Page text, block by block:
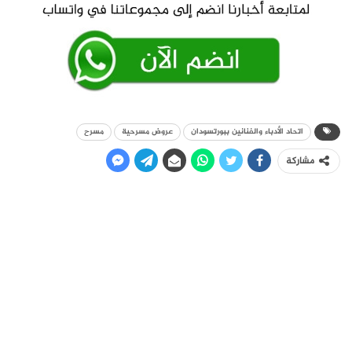
اتحاد الأدباء والفنانين ببورتسودان عروض مسرحية مسرح
مشاركة